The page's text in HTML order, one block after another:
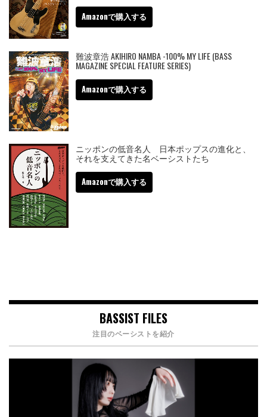
Amazonで購入する
難波章浩 AKIHIRO NAMBA -100% MY LIFE (BASS
MAGAZINE SPECIAL FEATURE SERIES)
Amazonで購入する
ニッポンの低音名人 日本ポップスの進化と、
それを支えてきた名ベーシストたち
Amazonで購入する
BASSIST FILES
注目のベーシストを紹介